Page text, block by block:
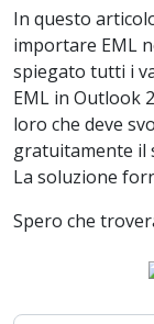
In questo
importare EML
spiegato tutti i
EML in Outlook
loro che deve
gratuitamente il
La soluzione
Spero che